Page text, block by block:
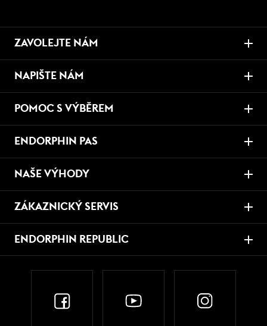
ZAVOLEJTE NÁM
NAPIŠTE NÁM
POMOC S VÝBĚREM
ENDORPHIN PAS
NAŠE VÝHODY
ZÁKAZNICKÝ SERVIS
ENDORPHIN REPUBLIC